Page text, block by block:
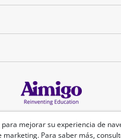
mejorar su experiencia de
marketing. Para saber más,
Español